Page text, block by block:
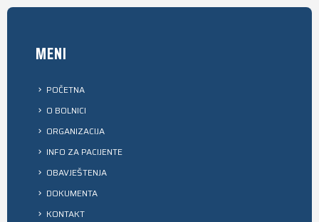
MENI
POČETNA
O BOLNICI
ORGANIZACIJA
INFO ZA PACIJENTE
OBAVJEŠTENJA
DOKUMENTA
KONTAKT